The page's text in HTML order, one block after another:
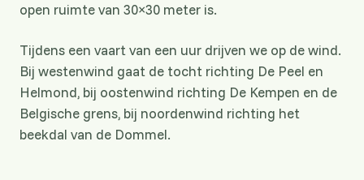
open ruimte van 30×30 meter is.
Tijdens een vaart van een uur drijven we op de wind.
Bij westenwind gaat de tocht richting De Peel en
Helmond, bij oostenwind richting De Kempen en de
Belgische grens, bij noordenwind richting het
beekdal van de Dommel.